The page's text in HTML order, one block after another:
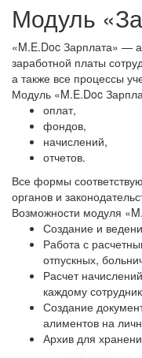
Модуль
«M.E.Doc Зарплата» —
заработной платы
а также все процессы
Модуль «M.E.Doc
оплат,
фондов,
начислений,
отчетов.
Все формы
органов и
Возможности модуля
Создание и
Работа с
отпускных,
Расчет
каждому
Создание
алиментов на
Архив для